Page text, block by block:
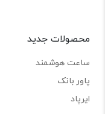
محصولات جدید
ساعت هوشمند
پاور بانک
ایرپاد